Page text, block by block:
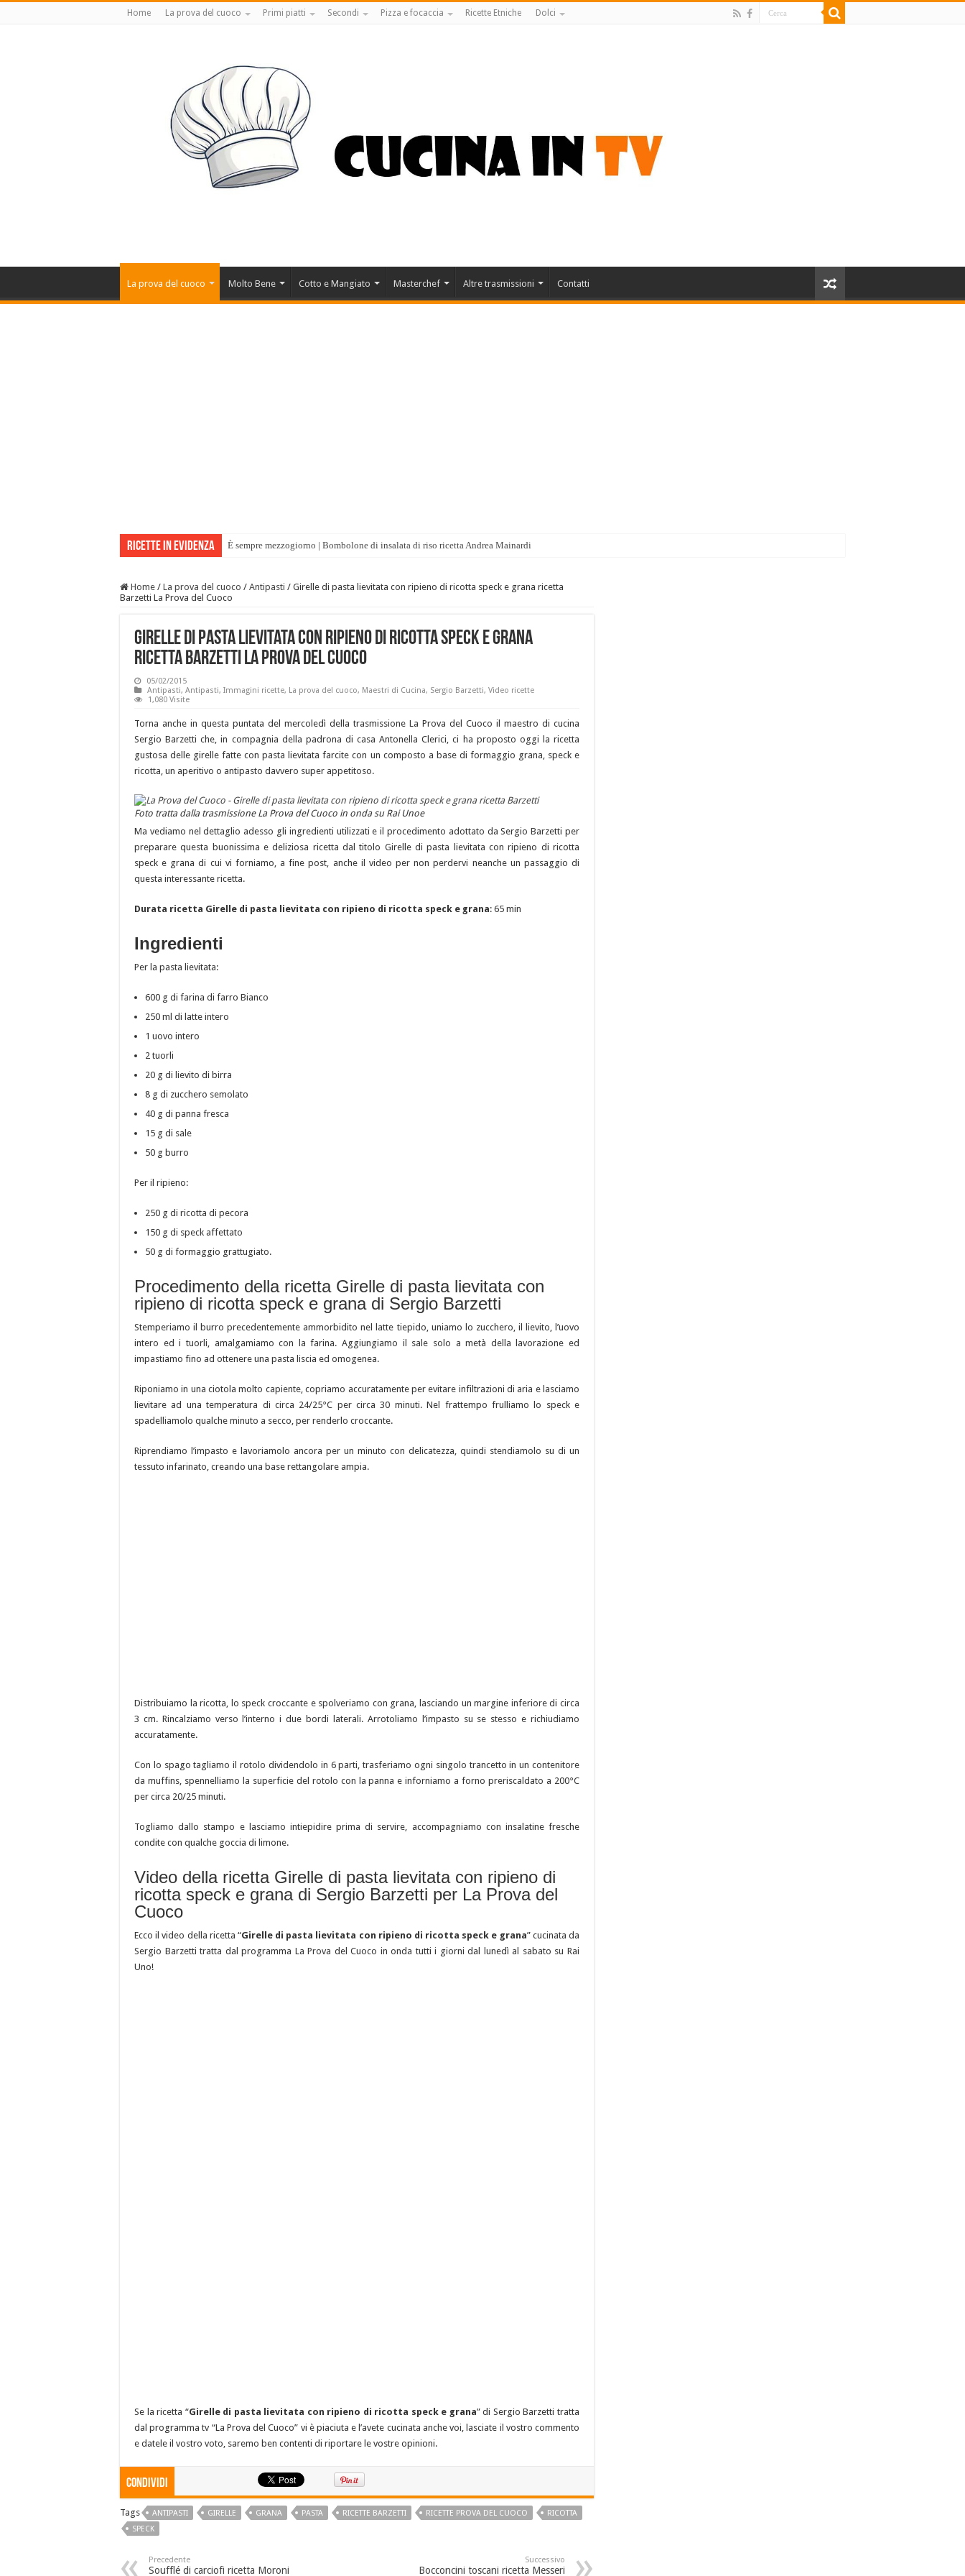
Home La prova del cuoco Primi piatti Secondi Pizza e focaccia Ricette Etniche Dolci
La prova del cuoco Molto Bene Cotto e Mangiato Masterchef Altre trasmissioni Contatti
Ricette in evidenza È sempre mezzogiorno | Bombolone di insalata di riso ricetta Andrea Mainardi
Home / La prova del cuoco / Antipasti / Girelle di pasta lievitata con ripieno di ricotta speck e grana ricetta
Barzetti La Prova del Cuoco
Girelle di pasta lievitata con ripieno di ricotta speck e grana
ricetta Barzetti La Prova del Cuoco
05/02/2015
Antipasti, Antipasti, Immagini ricette, La prova del cuoco, Maestri di Cucina, Sergio Barzetti, Video ricette
1,080 Visite
Torna anche in questa puntata del mercoledì della trasmissione La Prova del Cuoco il maestro di cucina
Sergio Barzetti che, in compagnia della padrona di casa Antonella Clerici, ci ha proposto oggi la ricetta
gustosa delle girelle fatte con pasta lievitata farcite con un composto a base di formaggio grana, speck e
ricotta, un aperitivo o antipasto davvero super appetitoso.
Foto tratta dalla trasmissione La Prova del Cuoco in onda su Rai Unoe
Ma vediamo nel dettaglio adesso gli ingredienti utilizzati e il procedimento adottato da Sergio Barzetti per
preparare questa buonissima e deliziosa ricetta dal titolo Girelle di pasta lievitata con ripieno di ricotta
speck e grana di cui vi forniamo, a fine post, anche il video per non perdervi neanche un passaggio di
questa interessante ricetta.
Durata ricetta Girelle di pasta lievitata con ripieno di ricotta speck e grana: 65 min
Ingredienti
Per la pasta lievitata:
600 g di farina di farro Bianco
250 ml di latte intero
1 uovo intero
2 tuorli
20 g di lievito di birra
8 g di zucchero semolato
40 g di panna fresca
15 g di sale
50 g burro
Per il ripieno:
250 g di ricotta di pecora
150 g di speck affettato
50 g di formaggio grattugiato.
Procedimento della ricetta Girelle di pasta lievitata con
ripieno di ricotta speck e grana di Sergio Barzetti
Stemperiamo il burro precedentemente ammorbidito nel latte tiepido, uniamo lo zucchero, il lievito, l’uovo
intero ed i tuorli, amalgamiamo con la farina. Aggiungiamo il sale solo a metà della lavorazione ed
impastiamo fino ad ottenere una pasta liscia ed omogenea.
Riponiamo in una ciotola molto capiente, copriamo accuratamente per evitare infiltrazioni di aria e lasciamo
lievitare ad una temperatura di circa 24/25°C per circa 30 minuti. Nel frattempo frulliamo lo speck e
spadelliamolo qualche minuto a secco, per renderlo croccante.
Riprendiamo l’impasto e lavoriamolo ancora per un minuto con delicatezza, quindi stendiamolo su di un
tessuto infarinato, creando una base rettangolare ampia.
Distribuiamo la ricotta, lo speck croccante e spolveriamo con grana, lasciando un margine inferiore di circa
3 cm. Rincalziamo verso l’interno i due bordi laterali. Arrotoliamo l’impasto su se stesso e richiudiamo
accuratamente.
Con lo spago tagliamo il rotolo dividendolo in 6 parti, trasferiamo ogni singolo trancetto in un contenitore
da muffins, spennelliamo la superficie del rotolo con la panna e inforniamo a forno preriscaldato a 200°C
per circa 20/25 minuti.
Togliamo dallo stampo e lasciamo intiepidire prima di servire, accompagniamo con insalatine fresche
condite con qualche goccia di limone.
Video della ricetta Girelle di pasta lievitata con ripieno di
ricotta speck e grana di Sergio Barzetti per La Prova del
Cuoco
Ecco il video della ricetta “Girelle di pasta lievitata con ripieno di ricotta speck e grana” cucinata da
Sergio Barzetti tratta dal programma La Prova del Cuoco in onda tutti i giorni dal lunedì al sabato su Rai
Uno!
Se la ricetta “Girelle di pasta lievitata con ripieno di ricotta speck e grana” di Sergio Barzetti tratta
dal programma tv “La Prova del Cuoco” vi è piaciuta e l’avete cucinata anche voi, lasciate il vostro commento
e datele il vostro voto, saremo ben contenti di riportare le vostre opinioni.
Condividi
Tags ANTIPASTI GIRELLE GRANA PASTA RICETTE BARZETTI RICETTE PROVA DEL CUOCO
RICOTTA
SPECK
Precedente
Soufflé di carciofi ricetta Moroni
Successivo
Bocconcini toscani ricetta Messeri